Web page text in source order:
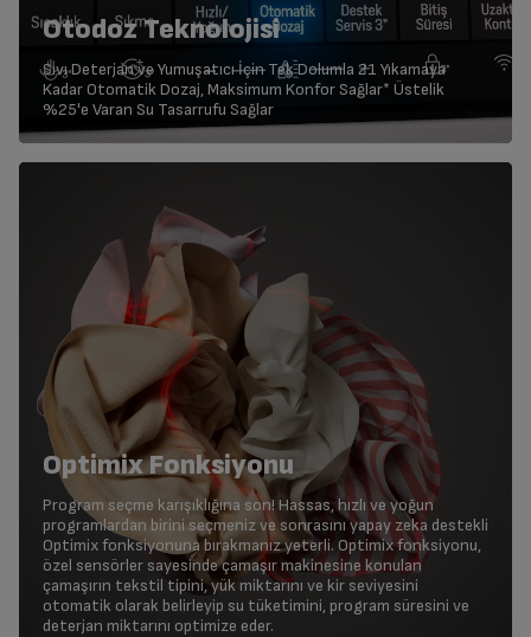
Otodoz Teknolojisi
Sıvı Deterjan ve Yumuşatıcı İçin Tek Dolumla 21 Yıkamaya
Kadar Otomatik Dozaj, Maksimum Konfor Sağlar* Üstelik
%25'e Varan Su Tasarrufu Sağlar
Optimix Fonksiyonu
Program seçme karışıklığına son! Hassas, hızlı ve yoğun
programlardan birini seçmeniz ve sonrasını yapay zeka destekli
Optimix fonksiyonuna bırakmanız yeterli. Optimix fonksiyonu,
özel sensörler sayesinde çamaşır makinesine konulan
çamaşırın tekstil tipini, yük miktarını ve kir seviyesini
otomatik olarak belirleyip su tüketimini, program süresini ve
deterjan miktarını optimize eder.